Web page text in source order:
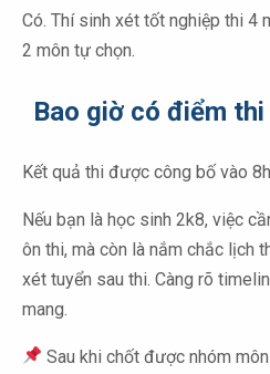
Có. Thí sinh xét tốt nghiệp thi 4
2 môn tự chọn.
Bao giờ có điểm
Kết quả thi được công bố vào
Nếu bạn là học sinh 2k8, việc
ôn thi, mà còn là nắm chắc lịch
xét tuyển sau thi. Càng rõ
mang.
Sau khi chốt được nhóm